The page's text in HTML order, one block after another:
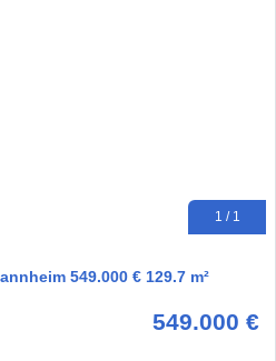
1 / 1
549.000 € 129.7 m²
549.000 €